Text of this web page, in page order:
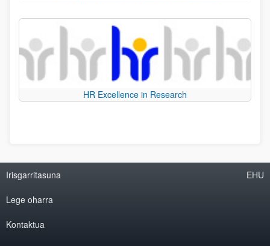
HR Excellence in Research
Irisgarritasuna
Lege oharra
Kontaktua
EHU